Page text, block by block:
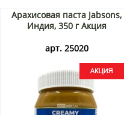
Арахисовая паста Jabsons,
Индия, 350 г Акция
арт. 25020